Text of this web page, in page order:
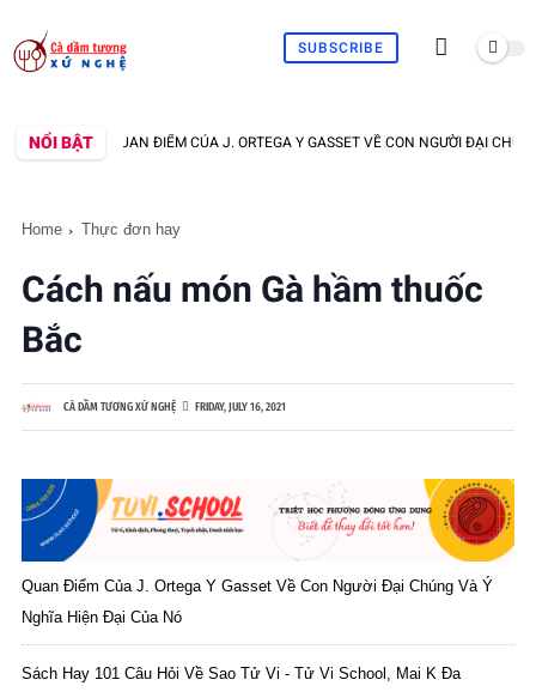
SUBSCRIBE
NỔI BẬT
MAI K ĐA - QUAN ĐIỂM CỦA J. ORTEGA Y GASSET VỀ CON NGƯỜI ĐẠI CHÚNG
Home Thực đơn hay
Cách nấu món Gà hầm thuốc
Bắc
CÀ DẦM TƯƠNG XỨ NGHỆ FRIDAY, JULY 16, 2021
Quan Điểm Của J. Ortega Y Gasset Về Con Người Đại Chúng Và Ý
Nghĩa Hiện Đại Của Nó
Sách Hay 101 Câu Hỏi Về Sao Tử Vi - Tử Vi School, Mai K Đa